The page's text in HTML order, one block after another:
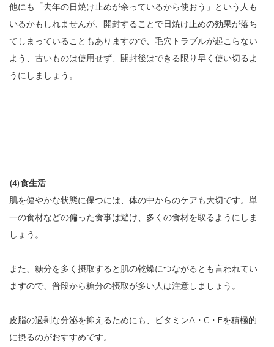
他にも「去年の日焼け止めが余っているから使おう」という人も
いるかもしれませんが、開封することで日焼け止めの効果が落ち
てしまっていることもありますので、毛穴トラブルが起こらない
よう、古いものは使用せず、開封後はできる限り早く使い切るよ
うにしましょう。
(4)食生活
肌を健やかな状態に保つには、体の中からのケアも大切です。単
一の食材などの偏った食事は避け、多くの食材を取るようにしま
しょう。
また、糖分を多く摂取すると肌の乾燥につながるとも言われてい
ますので、普段から糖分の摂取が多い人は注意しましょう。
皮脂の過剰な分泌を抑えるためにも、ビタミンA・C・Eを積極的
に摂るのがおすすめです。